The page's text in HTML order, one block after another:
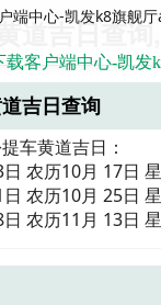
端中心-凯发k8旗舰
载客户端中心-凯发
道吉日查询
吉日查询
车黄道吉日：
农历10月 17日
农历10月 25日
农历11月 13日